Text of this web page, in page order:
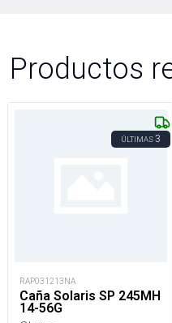
Productos
ÚLTIMAS3
RAP031213NA
Caña Solaris SP 245MH
14-56G